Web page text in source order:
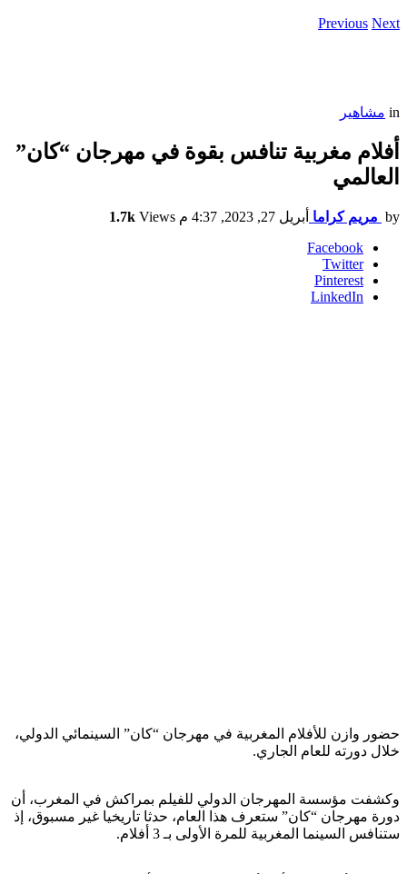
Previous Next
in مشاهير
أفلام مغربية تنافس بقوة في مهرجان “كان”
العالمي
by مريم كراما أبريل 27, 2023, 4:37 م 1.7k Views
Facebook
Twitter
Pinterest
LinkedIn
حضور وازن للأفلام المغربية في مهرجان “كان” السينمائي الدولي،
خلال دورته للعام الجاري.
وكشفت مؤسسة المهرجان الدولي للفيلم بمراكش في المغرب، أن
دورة مهرجان “كان” ستعرف هذا العام، حدثا تاريخيا غير مسبوق، إذ
ستنافس السينما المغربية للمرة الأولى بـ 3 أفلام.